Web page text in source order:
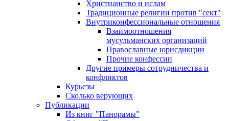
Христианство и ислам
Традиционные религии против "сект"
Внутриконфессиональные отношения
Взаимоотношения
мусульманских организаций
Православные юрисдикции
Прочие конфессии
Другие примеры сотрудничества и
конфликтов
Курьезы
Сколько верующих
Публикации
Из книг "Панорамы"